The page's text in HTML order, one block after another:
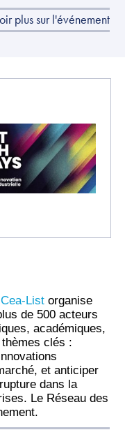
plus sur l'événement
List organise
de 500 acteurs
académiques,
clés :
et anticiper
dans la
Le Réseau des